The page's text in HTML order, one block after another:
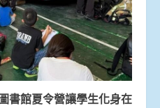
書館夏令營讓學生化身在